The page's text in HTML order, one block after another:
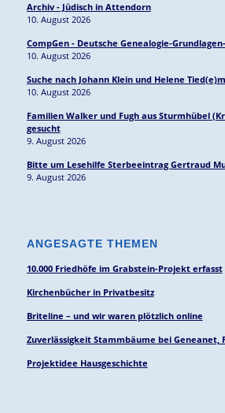
Archiv - Jüdisch in Attendorn
10. August 2026
CompGen - Deutsche Genealogie-
10. August 2026
Suche nach Johann Klein und Helene
10. August 2026
Familien Walker und Fugh aus Sturmhübel
gesucht
9. August 2026
Bitte um Lesehilfe Sterbeeintrag Gertraud
9. August 2026
ANGESAGTE THEMEN
10.000 Friedhöfe im Grabstein-Projekt erfasst
Kirchenbücher in Privatbesitz
Briteline – und wir waren plötzlich online
Zuverlässigkeit Stammbäume bei Geneanet,
Projektidee Hausgeschichte